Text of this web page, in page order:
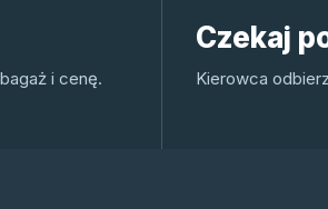
i cenę.
Czekaj
Kierowca